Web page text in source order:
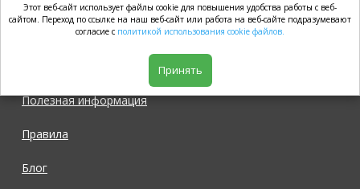
market.com
Полезная информация
Правила
Блог
Этот веб-сайт использует файлы cookie для повышения удобства работы с веб-
сайтом. Переход по ссылке на наш веб-сайт или работа на веб-сайте подразумевают
согласие с политикой использования cookie файлов.
Принять